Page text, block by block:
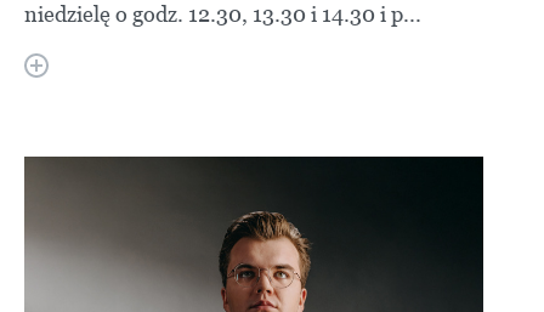
niedzielę o godz. 12.30, 13.30 i 14.30 i p...